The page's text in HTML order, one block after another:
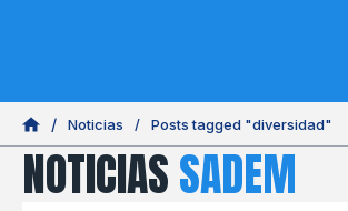
Noticias / Posts tagged "diversidad"
NOTICIASSADEM